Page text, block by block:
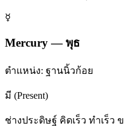
☿
Mercury—พุธ
ตำแหน่ง: ฐานนิ้วก้อย
มี (Present)
ช่างประดิษฐ์ คิดเร็ว ทำเร็ว